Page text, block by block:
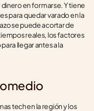
en formarse. Y tiene
para quedar varado en la
se puede acortar de
reales, los factores
llegar antes a la
tech en la región y los